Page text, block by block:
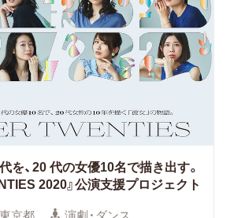
を、20 代の女優10名で描き出す。
2020』公演支援プロジェクト
東京都 演劇・ダンス